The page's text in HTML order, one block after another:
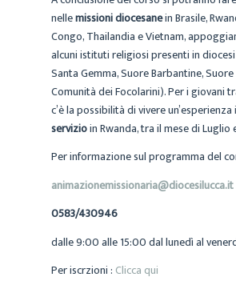
nellemissioni diocesanein Brasile,
Congo, Thailandia e Vietnam,
alcuni istituti religiosi presenti in
Santa Gemma, Suore Barbantine,
Comunità dei Focolarini). Per i giovani
c’è la possibilità di vivere un’esperienza
servizioin Rwanda, tra il mese di Luglio
Per informazione sul programma del
animazionemissionaria@diocesilucca.it
0583/430946
dalle 9:00 alle 15:00 dal lunedì al
Per iscrzioni : Clicca qui